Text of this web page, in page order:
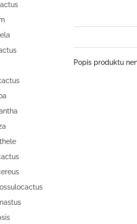
Popis produktu